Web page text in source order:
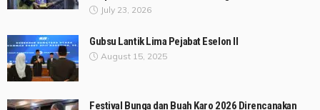
July 23, 2026
Gubsu Lantik Lima Pejabat Eselon II
August 15, 2025
Festival Bunga dan Buah Karo 2026 Direncanakan